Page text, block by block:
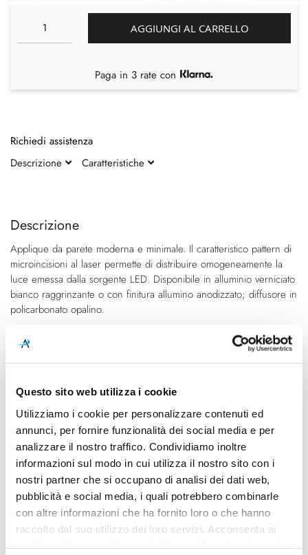
Questo sito web utilizza i cookie
Utilizziamo i cookie per personalizzare contenuti ed
annunci, per fornire funzionalità dei social media e per
analizzare il nostro traffico. Condividiamo inoltre
informazioni sul modo in cui utilizza il nostro sito con i
nostri partner che si occupano di analisi dei dati web,
pubblicità e social media, i quali potrebbero combinarle
con altre informazioni che ha fornito loro o che hanno
raccolto dal suo utilizzo dei loro servizi. Acconsenta ai
fine
galleria
di
immagini
della
di
immagini
Descrizione
Applique da parete moderna e minimale. Il caratteristico pattern di
microincisioni al laser permette di distribuire omogeneamente la
luce emessa dalla sorgente LED. Disponibile in alluminio verniciato
bianco raggrinzante o con finitura allumino anodizzato; diffusore in
policarbonato opalino.
Caratteristiche
Skinny Grande
700mm x 135mm - H 28mm
Sorgente luminosa
Potenza e attacco
28W - 3000K - 2898Lm
Lampadina
Integrata
Dimmerazione
On/Off
Classe energetica
A++
AGGIUNGI AL CARRELLO
Paga in 3 rate con
Richiedi assistenza
Descrizione
Caratteristiche